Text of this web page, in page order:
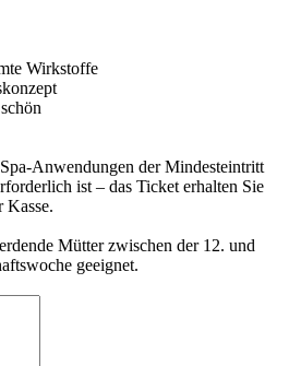
Wirkstoffe
Anwendungen der Mindesteintritt
ist – das Ticket erhalten Sie
Kasse.
Mütter zwischen der 12. und
geeignet.